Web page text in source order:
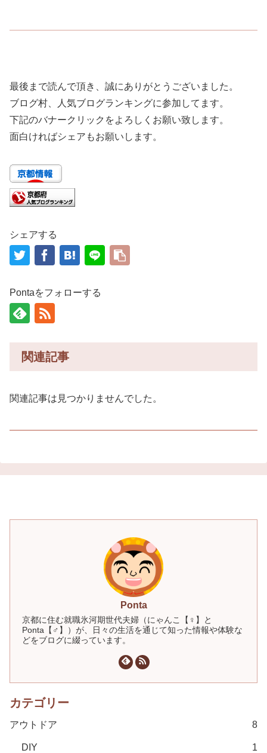
最後まで読んで頂き、誠にありがとうございました。
ブログ村、人気ブログランキングに参加してます。
下記のバナークリックをよろしくお願い致します。
面白ければシェアもお願いします。
シェアする
Pontaをフォローする
関連記事
関連記事は見つかりませんでした。
Ponta
京都に住む就職氷河期世代夫婦（にゃんこ【♀】と
Ponta【♂】）が、日々の生活を通じて知った情報や体験な
どをブログに綴っています。
カテゴリー
アウトドア 8
DIY 1